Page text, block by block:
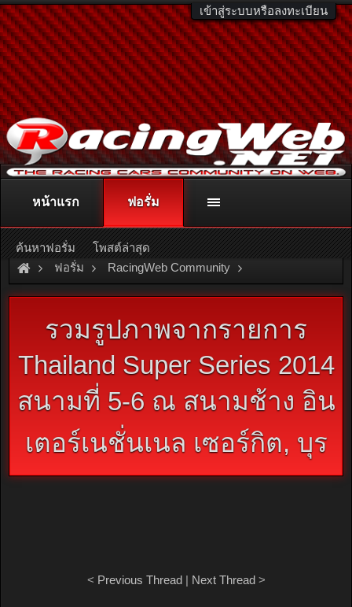
เข้าสู่ระบบหรือลงทะเบียน
ติดต่อลงโฆษณา racingweb@gmail.comหรือโทร. 081-811-1138
หรืออ่านรายละเอียดเพิ่มเติม คลิกที่นี่
ฟอรั่ม RacingWeb Community
Motorsport Forum Circuit Racing
รวมรูปภาพจากรายการ
Thailand Super Series 2014
สนามที่ 5-6 ณ สนามช้าง อิน
เตอร์เนชั่นเนล เซอร์กิต, บุร
< Previous Thread| Next Thread>
หน้าแรก ฟอรั่ม
ค้นหาฟอรั่ม โพสต์ล่าสุด